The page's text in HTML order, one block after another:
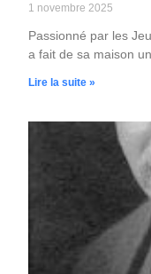
1 novembre 2025
Passionné par les
a fait de sa maison
Lire la suite »